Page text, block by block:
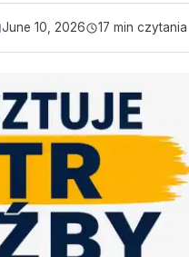
June 10, 2026 17 min czytania